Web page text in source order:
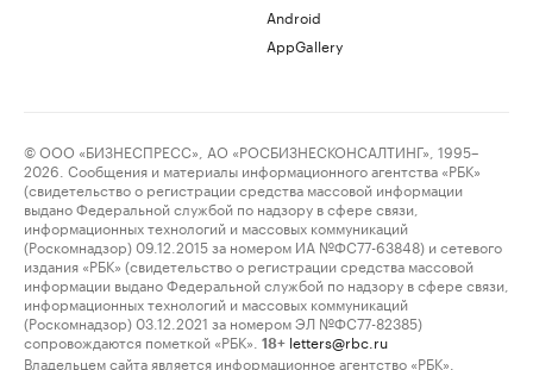
Android
AppGallery
© ООО «БИЗНЕСПРЕСС», АО «РОСБИЗНЕСКОНСАЛТИНГ», 1995–
2026. Сообщения и материалы информационного агентства «РБК»
(свидетельство о регистрации средства массовой информации
выдано Федеральной службой по надзору в сфере связи,
информационных технологий и массовых коммуникаций
(Роскомнадзор) 09.12.2015 за номером ИА №ФС77-63848) и сетевого
издания «РБК» (свидетельство о регистрации средства массовой
информации выдано Федеральной службой по надзору в сфере связи,
информационных технологий и массовых коммуникаций
(Роскомнадзор) 03.12.2021 за номером ЭЛ №ФС77-82385)
сопровождаются пометкой «РБК».
18+ letters@rbc.ru
Владельцем сайта является информационное агентство «РБК».